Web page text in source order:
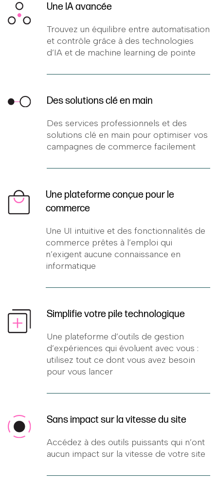
Une IA avancée
Trouvez un équilibre entre automatisation
et contrôle grâce à des technologies
d’IA et de machine learning de pointe
Des solutions clé en main
Des services professionnels et des
solutions clé en main pour optimiser vos
campagnes de commerce facilement
Une plateforme conçue pour le
commerce
Une UI intuitive et des fonctionnalités de
commerce prêtes à l’emploi qui
n’exigent aucune connaissance en
informatique
Simplifie votre pile technologique
Une plateforme d’outils de gestion
d’expériences qui évoluent avec vous :
utilisez tout ce dont vous avez besoin
pour vous lancer
Sans impact sur la vitesse du site
Accédez à des outils puissants qui n’ont
aucun impact sur la vitesse de votre site